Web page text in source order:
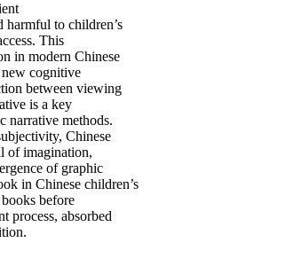
harmful to children’s
This
in modern Chinese
cognitive
between viewing
is a key
narrative methods.
Chinese
of imagination,
of graphic
in Chinese children’s
before
process, absorbed